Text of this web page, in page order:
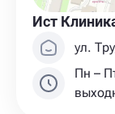
Ист
ул.
Пн –